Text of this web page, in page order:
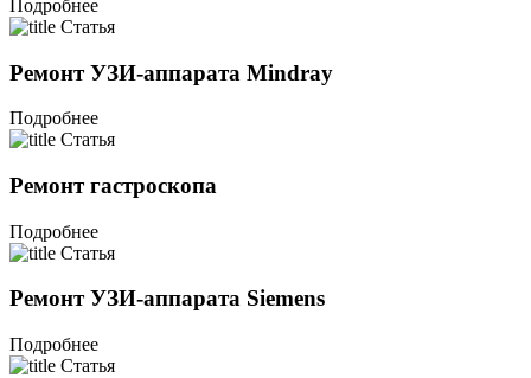
Подробнее
Статья
Ремонт УЗИ-аппарата Mindray
Подробнее
Статья
Ремонт гастроскопа
Подробнее
Статья
Ремонт УЗИ-аппарата Siemens
Подробнее
Статья